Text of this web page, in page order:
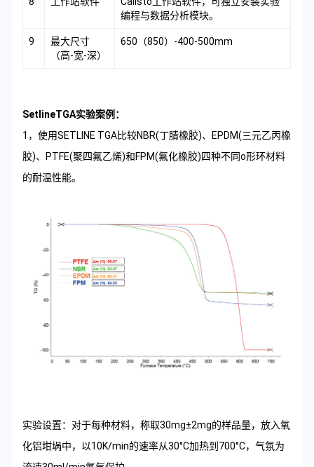
编程与数据分析模块。
9
最大尺寸
（高-宽-深）
650（850）-400-500mm
SetlineTGA实验案例：
1，使用SETLINE TGA比较NBR(丁腈橡胶)、EPDM(三元乙丙橡
胶)、PTFE(聚四氟乙烯)和FPM(氟化橡胶)四种不同o形环材料
的耐温性能。
实验设置：对于每种材料，称取30mg±2mg的样品量，放入氧
化铝坩埚中，以10K/min的速率从30°C加热到700°C，气氛为